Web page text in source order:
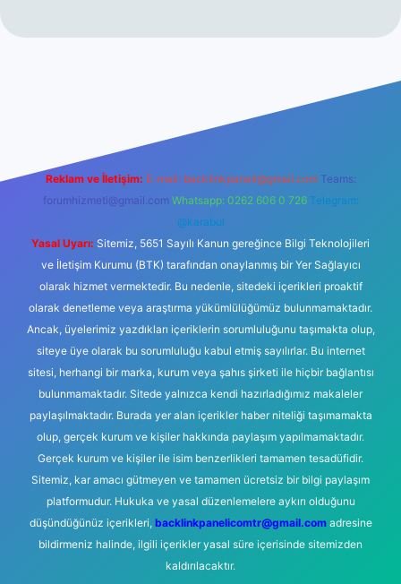
elexbetgiris.org
Reklam ve İletişim: E-mail: backlinkpaneli@gmail.com Teams:
forumhizmeti@gmail.com Whatsapp: 0262 606 0 726 Telegram:
@karabul
Yasal Uyarı: Sitemiz, 5651 Sayılı Kanun gereğince Bilgi Teknolojileri
ve İletişim Kurumu (BTK) tarafından onaylanmış bir Yer Sağlayıcı
olarak hizmet vermektedir. Bu nedenle, sitedeki içerikleri proaktif
olarak denetleme veya araştırma yükümlülüğümüz bulunmamaktadır.
Ancak, üyelerimiz yazdıkları içeriklerin sorumluluğunu taşımakta olup,
siteye üye olarak bu sorumluluğu kabul etmiş sayılırlar. Bu internet
sitesi, herhangi bir marka, kurum veya şahıs şirketi ile hiçbir bağlantısı
bulunmamaktadır. Sitede yalnızca kendi hazırladığımız makaleler
paylaşılmaktadır. Burada yer alan içerikler haber niteliği taşımamakta
olup, gerçek kurum ve kişiler hakkında paylaşım yapılmamaktadır.
Gerçek kurum ve kişiler ile isim benzerlikleri tamamen tesadüfidir.
Sitemiz, kar amacı gütmeyen ve tamamen ücretsiz bir bilgi paylaşım
platformudur. Hukuka ve yasal düzenlemelere aykırı olduğunu
düşündüğünüz içerikleri, backlinkpanelicomtr@gmail.comadresine
bildirmeniz halinde, ilgili içerikler yasal süre içerisinde sitemizden
kaldırılacaktır.